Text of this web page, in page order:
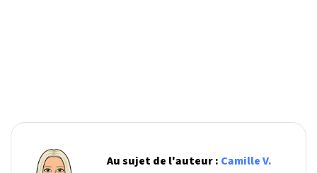
Au sujet de l'auteur : Camille V.